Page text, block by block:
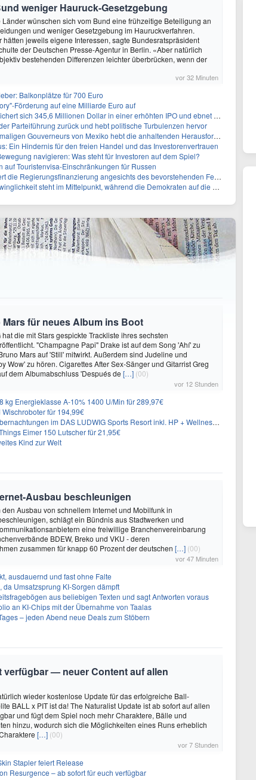
weniger Hauruck-Gesetzgebung
Länder wünschen sich vom Bund eine frühzeitige Beteiligung an
und weniger Gesetzgebung im Hauruckverfahren.
hätten jeweils eigene Interessen, sagte Bundesratspräsident
der Deutschen Presse-Agentur in Berlin. «Aber natürlich
bestehenden Differenzen leichter überbrücken, wenn der
vor 32 Minuten
Balkonplätze für 700 Euro
Förderung auf eine Milliarde Euro auf
Millionen Dollar in einer erhöhten IPO und ebnet den Weg für nicht-opioide Schmerztherapie
Parteiführung zurück und hebt politische Turbulenzen hervor
von Mexiko hebt die anhaltenden Herausforderungen in der Governance und im Geschäftsumfeld hervor
Ein Hindernis für den freien Handel und das Investorenvertrauen
navigieren: Was steht für Investoren auf dem Spiel?
auf Touristenvisa-Einschränkungen für Russen
Regierungsfinanzierung angesichts des bevorstehenden Ferienbeginns
im Mittelpunkt, während die Demokraten auf die Mehrheit im Repräsentantenhaus zielen
für neues Album ins Boot
hat die mit Stars gespickte Trackliste ihres sechsten
"Champagne Papi" Drake ist auf dem Song 'Ahí' zu
Mars auf 'Still' mitwirkt. Außerdem sind Judeline und
Wow' zu hören. Cigarettes After Sex-Sänger und Gitarrist Greg
dem Albumabschluss 'Después de […] (00)
vor 12 Stunden
kg Energieklasse A-10% 1400 U/Min für 289,97€
für 194,99€
im DAS LUDWIG Sports Resort inkl. HP + Wellness ab 174€ p.P.
Eimer 150 Lutscher für 21,95€
Kind zur Welt
Ausbau beschleunigen
den Ausbau von schnellem Internet und Mobilfunk in
schlägt ein Bündnis aus Stadtwerken und
eine freiwillige Branchenvereinbarung
BDEW, Breko und VKU - deren
zusammen für knapp 60 Prozent der deutschen […] (00)
vor 47 Minuten
ausdauernd und fast ohne Falte
Umsatzsprung KI-Sorgen dämpft
aus beliebigen Texten und sagt Antworten voraus
an KI-Chips mit der Übernahme von Taalas
– jeden Abend neue Deals zum Stöbern
verfügbar — neuer Content auf allen
wieder kostenlose Update für das erfolgreiche Ball-
BALL x PIT ist da! The Naturalist Update ist ab sofort auf allen
und fügt dem Spiel noch mehr Charaktere, Bälle und
hinzu, wodurch sich die Möglichkeiten eines Runs erheblich
[…] (00)
vor 7 Stunden
Stapler feiert Release
Resurgence – ab sofort für euch verfügbar